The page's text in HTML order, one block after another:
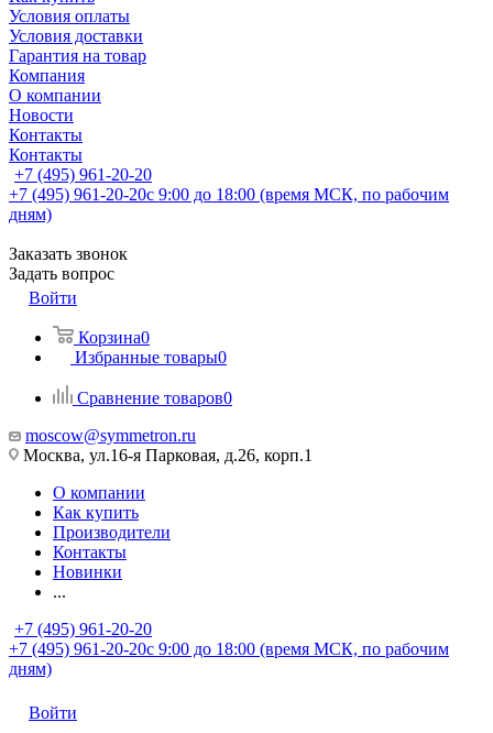
Условия оплаты
Условия доставки
Гарантия на товар
Компания
О компании
Новости
Контакты
Контакты
+7 (495) 961-20-20
+7 (495) 961-20-20с 9:00 до 18:00 (время МСК, по рабочим
дням)
Заказать звонок
Задать вопрос
Войти
Корзина0
Избранные товары0
Сравнение товаров0
moscow@symmetron.ru
Москва, ул.16-я Парковая, д.26, корп.1
О компании
Как купить
Производители
Контакты
Новинки
...
+7 (495) 961-20-20
+7 (495) 961-20-20с 9:00 до 18:00 (время МСК, по рабочим
дням)
Войти